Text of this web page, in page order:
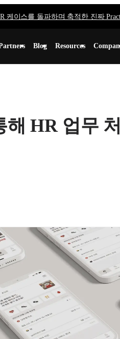
케이스를 돌파하며 축적한 진짜
Blog Resources
해 HR 업무